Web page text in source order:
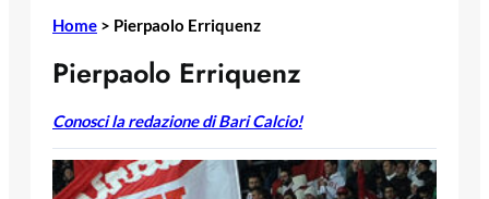
Home > Pierpaolo Erriquenz
Pierpaolo Erriquenz
Conosci la redazione di Bari Calcio!